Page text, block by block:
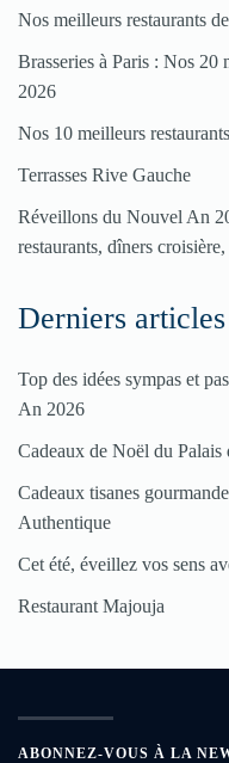
Nos meilleurs restaurants
Brasseries à Paris : Nos 20
2026
Nos 10 meilleurs
Terrasses Rive Gauche
Réveillons du Nouvel An
restaurants, dîners
Derniers articles
Top des idées sympas et
An 2026
Cadeaux de Noël du Palais
Cadeaux tisanes
Authentique
Cet été, éveillez vos sens
Restaurant Majouja
ABONNEZ-VOUS À LA